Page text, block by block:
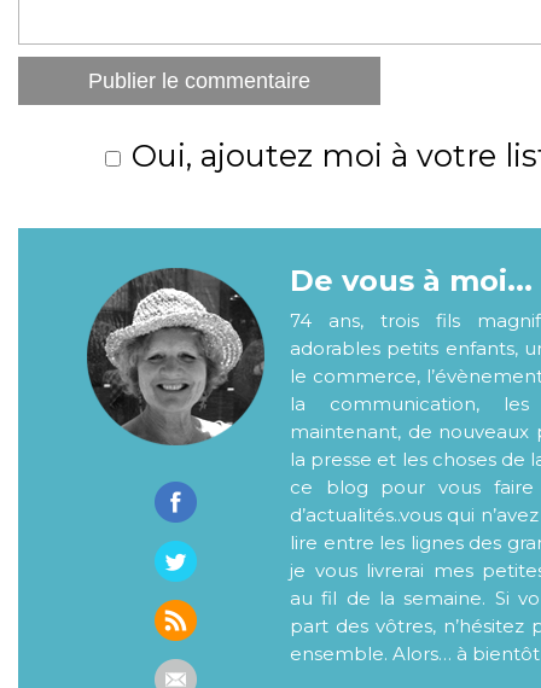
Oui, ajoutez moi à votre
De vous à moi...
74 ans, trois fils
adorables petits enfants,
le commerce,
la communication,
maintenant, de nouveaux
la presse et les choses de
ce blog pour vous faire
d’actualités..vous qui
lire entre les lignes des
je vous livrerai mes
au fil de la semaine. Si
part des vôtres, n’hésitez
ensemble. Alors… à bientôt